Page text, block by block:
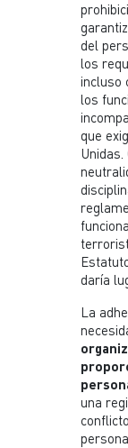
del
los
incluso
los
que
daría
La
una